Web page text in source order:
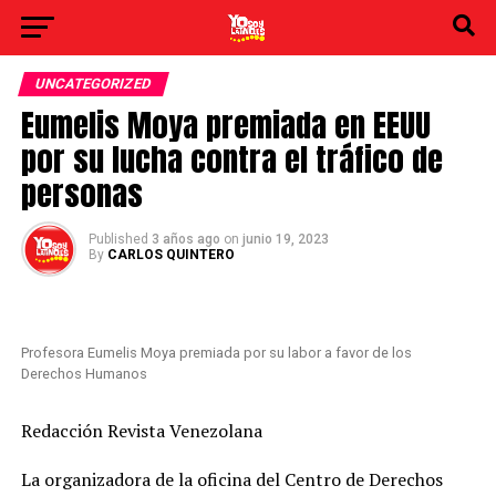
UNCATEGORIZED
Eumelis Moya premiada en EEUU
por su lucha contra el tráfico de
personas
Published 3 años ago on junio 19, 2023
By CARLOS QUINTERO
Profesora Eumelis Moya premiada por su labor a favor de los
Derechos Humanos
Redacción Revista Venezolana
La organizadora de la oficina del Centro de Derechos